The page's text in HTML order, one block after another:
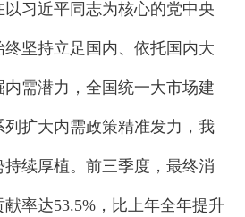
习近平同志为核心的党中央
坚持立足国内、依托国内大
需潜力，全国统一大市场建
扩大内需政策精准发力，我
持续厚植。前三季度，最终消
率达53.5%，比上年全年提升